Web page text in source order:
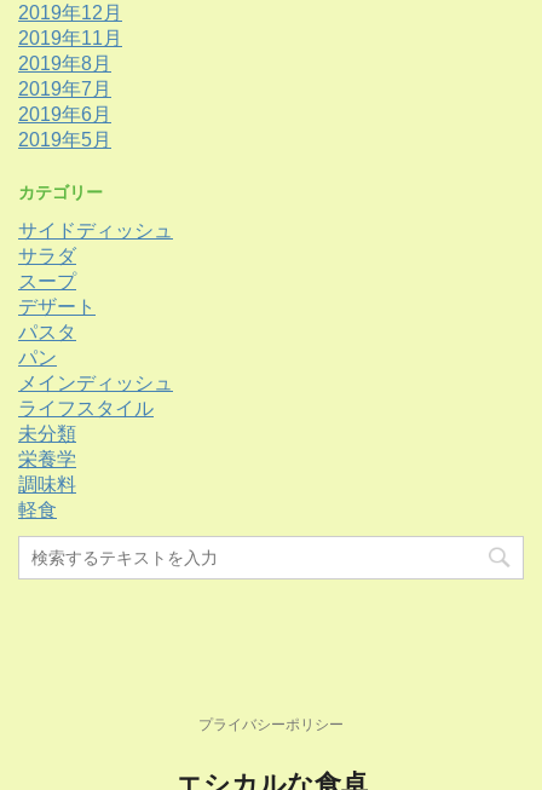
2019年12月
2019年11月
2019年8月
2019年7月
2019年6月
2019年5月
カテゴリー
サイドディッシュ
サラダ
スープ
デザート
パスタ
パン
メインディッシュ
ライフスタイル
未分類
栄養学
調味料
軽食
プライバシーポリシー